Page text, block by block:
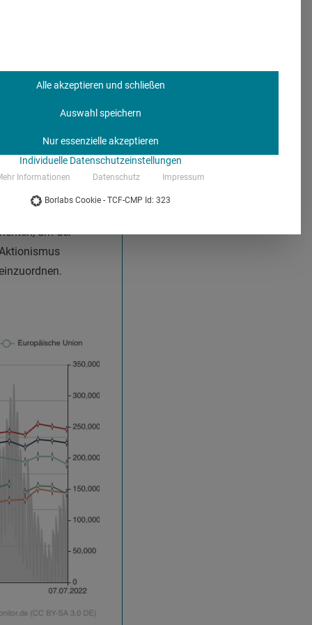
Tropenmedizin,
Psychologie und
wie die
um der
Alle akzeptieren und schließen
Auswahl speichern
Nur essenzielle akzeptieren
Individuelle Datenschutzeinstellungen
Informationen Datenschutz Impressum
Borlabs Cookie - TCF-CMP Id: 323